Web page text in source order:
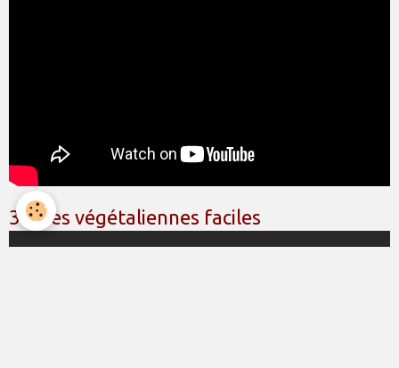
3 idées végétaliennes faciles